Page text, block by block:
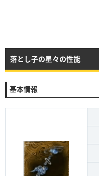
落とし子の星々の性能
基本情報